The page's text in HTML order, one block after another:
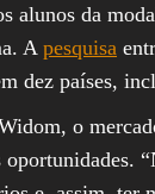
alunos da
A pesquisa
dez países,
o